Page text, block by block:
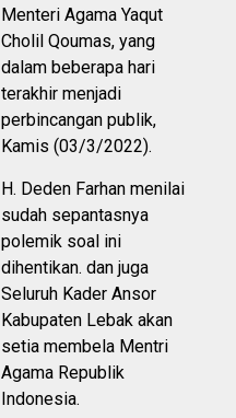
Menteri Agama Yaqut
Cholil Qoumas, yang
dalam beberapa hari
terakhir menjadi
perbincangan publik,
Kamis (03/3/2022).
H. Deden Farhan menilai
sudah sepantasnya
polemik soal ini
dihentikan. dan juga
Seluruh Kader Ansor
Kabupaten Lebak akan
setia membela Mentri
Agama Republik
Indonesia.